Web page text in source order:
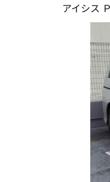
アイシス